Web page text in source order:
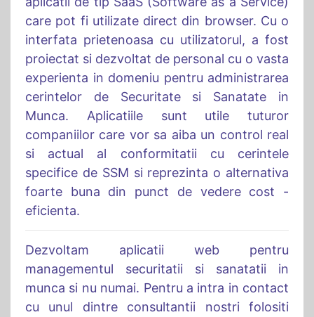
care pot fi utilizate direct din browser. Cu o
interfata prietenoasa cu utilizatorul, a fost
proiectat si dezvoltat de personal cu o vasta
experienta in domeniu pentru administrarea
cerintelor de Securitate si Sanatate in
Munca. Aplicatiile sunt utile tuturor
companiilor care vor sa aiba un control real
si actual al conformitatii cu cerintele
specifice de SSM si reprezinta o alternativa
foarte buna din punct de vedere cost -
eficienta.
Dezvoltam aplicatii web pentru
managementul securitatii si sanatatii in
munca si nu numai. Pentru a intra in contact
cu unul dintre consultantii nostri folositi